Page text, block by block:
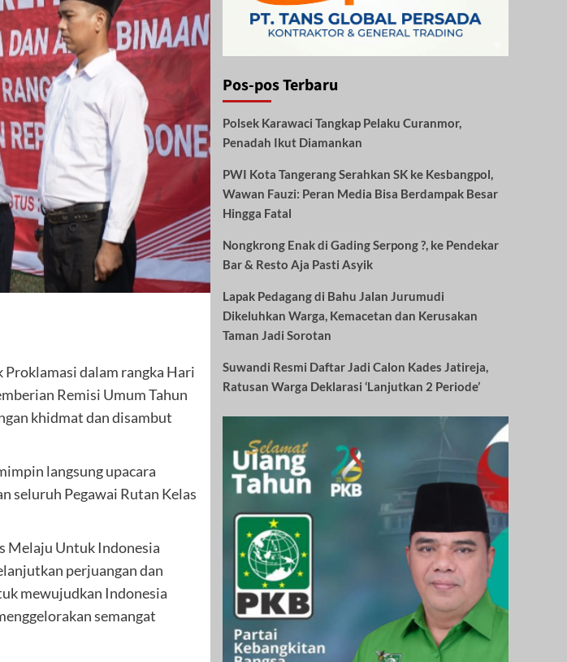
dalam rangka Hari
Remisi Umum Tahun
khidmat dan disambut
langsung upacara
seluruh Pegawai Rutan Kelas
Melaju Untuk Indonesia
perjuangan dan
mewujudkan Indonesia
semangat
Pos-pos Terbaru
Polsek Karawaci Tangkap Pelaku Curanmor,
Penadah Ikut Diamankan
PWI Kota Tangerang Serahkan SK ke Kesbangpol,
Wawan Fauzi: Peran Media Bisa Berdampak Besar
Hingga Fatal
Nongkrong Enak di Gading Serpong ?, ke Pendekar
Bar & Resto Aja Pasti Asyik
Lapak Pedagang di Bahu Jalan Jurumudi
Dikeluhkan Warga, Kemacetan dan Kerusakan
Taman Jadi Sorotan
Suwandi Resmi Daftar Jadi Calon Kades Jatireja,
Ratusan Warga Deklarasi ‘Lanjutkan 2 Periode’